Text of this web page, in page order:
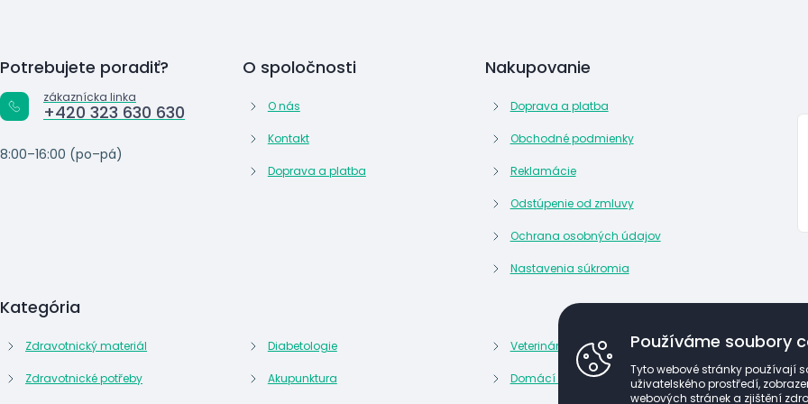
Používáme soubory
Tyto webové stránky používají
uživatelského prostředí,
webových stránek a zjištění
Potrebujete poradiť?
zákaznícka linka
+420 323 630 630
8:00–16:00 (po–pá)
O spoločnosti
O nás
Kontakt
Doprava a platba
Kategória
Zdravotnický materiál
Zdravotnické potřeby
Diabetologie
Akupunktura
Veterinární potřeby
Domácí lékárna Kancelář
Nakupovanie
Doprava a platba
Obchodné podmienky
Reklamácie
Odstúpenie od zmluvy
Ochrana osobných údajov
Nastavenia súkromia